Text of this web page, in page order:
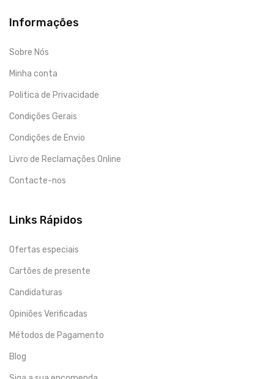
Informações
Sobre Nós
Minha conta
Politica de Privacidade
Condições Gerais
Condições de Envio
Livro de Reclamações Online
Contacte-nos
Links Rápidos
Ofertas especiais
Cartões de presente
Candidaturas
Opiniões Verificadas
Métodos de Pagamento
Blog